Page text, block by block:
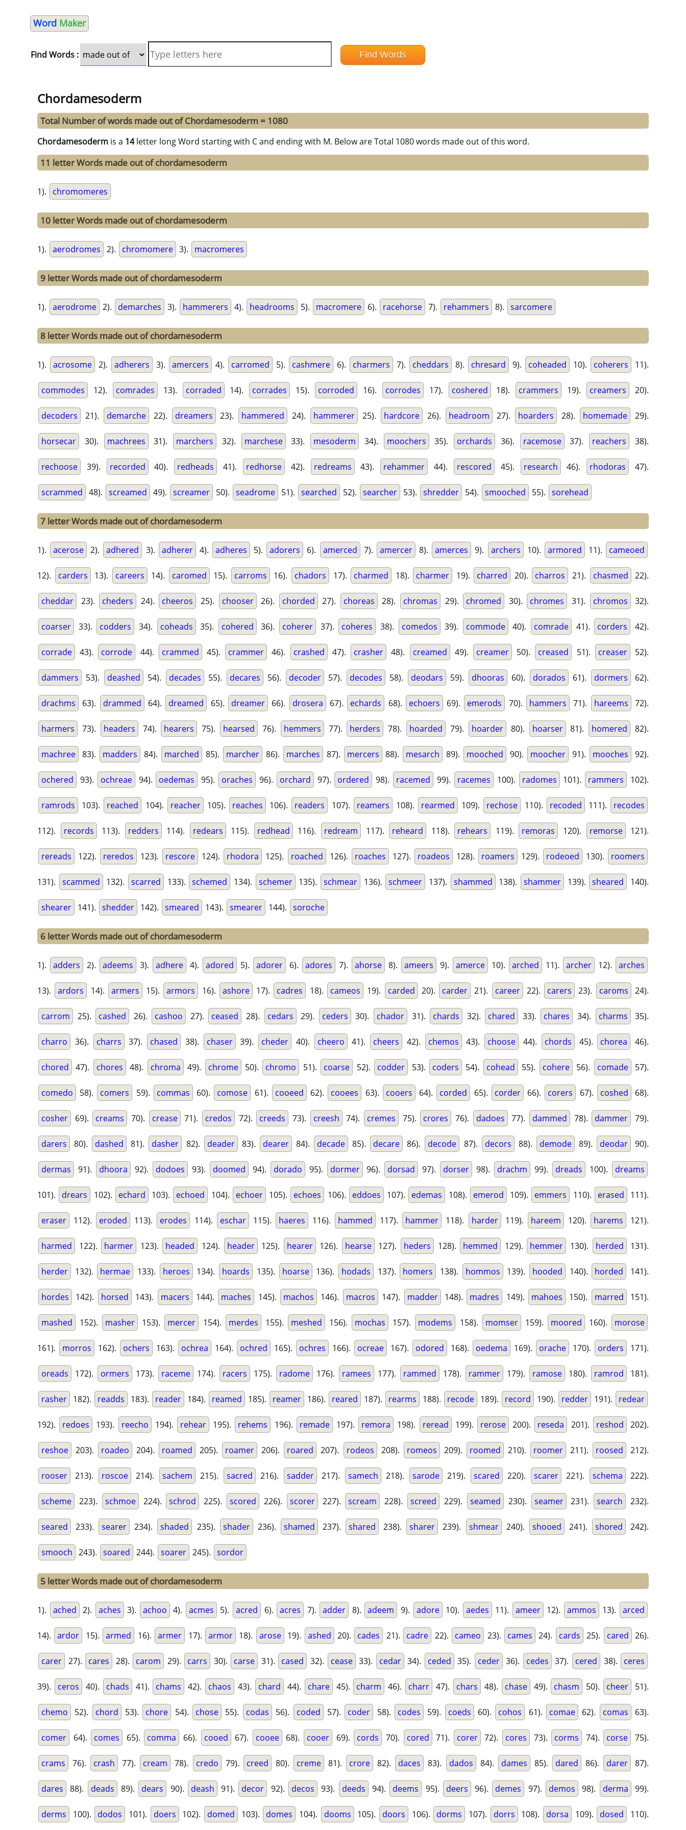
Word Maker
Find Words :
Chordamesoderm
Total Number of words made out of Chordamesoderm = 1080
Chordamesoderm is a 14letter long Word starting with C and ending with M. Below are Total 1080 words made out of this word.
11 letter Words made out of chordamesoderm
1). chromomeres
10 letter Words made out of chordamesoderm
1). aerodromes 2). chromomere 3). macromeres
9 letter Words made out of chordamesoderm
1). aerodrome 2). demarches 3). hammerers 4). headrooms 5). macromere 6). racehorse 7). rehammers 8). sarcomere
8 letter Words made out of chordamesoderm
1). acrosome 2). adherers 3). amercers 4). carromed 5). cashmere 6). charmers 7). cheddars 8). chresard 9). coheaded 10). coherers 11).
commodes 12). comrades 13). corraded 14). corrades 15). corroded 16). corrodes 17). coshered 18). crammers 19). creamers 20).
decoders 21). demarche 22). dreamers 23). hammered 24). hammerer 25). hardcore 26). headroom 27). hoarders 28). homemade 29).
horsecar 30). machrees 31). marchers 32). marchese 33). mesoderm 34). moochers 35). orchards 36). racemose 37). reachers 38).
rechoose 39). recorded 40). redheads 41). redhorse 42). redreams 43). rehammer 44). rescored 45). research 46). rhodoras 47).
scrammed 48). screamed 49). screamer 50). seadrome 51). searched 52). searcher 53). shredder 54). smooched 55). sorehead
7 letter Words made out of chordamesoderm
1). acerose 2). adhered 3). adherer 4). adheres 5). adorers 6). amerced 7). amercer 8). amerces 9). archers 10). armored 11). cameoed
12). carders 13). careers 14). caromed 15). carroms 16). chadors 17). charmed 18). charmer 19). charred 20). charros 21). chasmed 22).
cheddar 23). cheders 24). cheeros 25). chooser 26). chorded 27). choreas 28). chromas 29). chromed 30). chromes 31). chromos 32).
coarser 33). codders 34). coheads 35). cohered 36). coherer 37). coheres 38). comedos 39). commode 40). comrade 41). corders 42).
corrade 43). corrode 44). crammed 45). crammer 46). crashed 47). crasher 48). creamed 49). creamer 50). creased 51). creaser 52).
dammers 53). deashed 54). decades 55). decares 56). decoder 57). decodes 58). deodars 59). dhooras 60). dorados 61). dormers 62).
drachms 63). drammed 64). dreamed 65). dreamer 66). drosera 67). echards 68). echoers 69). emerods 70). hammers 71). hareems 72).
harmers 73). headers 74). hearers 75). hearsed 76). hemmers 77). herders 78). hoarded 79). hoarder 80). hoarser 81). homered 82).
machree 83). madders 84). marched 85). marcher 86). marches 87). mercers 88). mesarch 89). mooched 90). moocher 91). mooches 92).
ochered 93). ochreae 94). oedemas 95). oraches 96). orchard 97). ordered 98). racemed 99). racemes 100). radomes 101). rammers 102).
ramrods 103). reached 104). reacher 105). reaches 106). readers 107). reamers 108). rearmed 109). rechose 110). recoded 111). recodes
112). records 113). redders 114). redears 115). redhead 116). redream 117). reheard 118). rehears 119). remoras 120). remorse 121).
rereads 122). reredos 123). rescore 124). rhodora 125). roached 126). roaches 127). roadeos 128). roamers 129). rodeoed 130). roomers
131). scammed 132). scarred 133). schemed 134). schemer 135). schmear 136). schmeer 137). shammed 138). shammer 139). sheared 140).
shearer 141). shedder 142). smeared 143). smearer 144). soroche
6 letter Words made out of chordamesoderm
1). adders 2). adeems 3). adhere 4). adored 5). adorer 6). adores 7). ahorse 8). ameers 9). amerce 10). arched 11). archer 12). arches
13). ardors 14). armers 15). armors 16). ashore 17). cadres 18). cameos 19). carded 20). carder 21). career 22). carers 23). caroms 24).
carrom 25). cashed 26). cashoo 27). ceased 28). cedars 29). ceders 30). chador 31). chards 32). chared 33). chares 34). charms 35).
charro 36). charrs 37). chased 38). chaser 39). cheder 40). cheero 41). cheers 42). chemos 43). choose 44). chords 45). chorea 46).
chored 47). chores 48). chroma 49). chrome 50). chromo 51). coarse 52). codder 53). coders 54). cohead 55). cohere 56). comade 57).
comedo 58). comers 59). commas 60). comose 61). cooeed 62). cooees 63). cooers 64). corded 65). corder 66). corers 67). coshed 68).
cosher 69). creams 70). crease 71). credos 72). creeds 73). creesh 74). cremes 75). crores 76). dadoes 77). dammed 78). dammer 79).
darers 80). dashed 81). dasher 82). deader 83). dearer 84). decade 85). decare 86). decode 87). decors 88). demode 89). deodar 90).
dermas 91). dhoora 92). dodoes 93). doomed 94). dorado 95). dormer 96). dorsad 97). dorser 98). drachm 99). dreads 100). dreams
101). drears 102). echard 103). echoed 104). echoer 105). echoes 106). eddoes 107). edemas 108). emerod 109). emmers 110). erased 111).
eraser 112). eroded 113). erodes 114). eschar 115). haeres 116). hammed 117). hammer 118). harder 119). hareem 120). harems 121).
harmed 122). harmer 123). headed 124). header 125). hearer 126). hearse 127). heders 128). hemmed 129). hemmer 130). herded 131).
herder 132). hermae 133). heroes 134). hoards 135). hoarse 136). hodads 137). homers 138). hommos 139). hooded 140). horded 141).
hordes 142). horsed 143). macers 144). maches 145). machos 146). macros 147). madder 148). madres 149). mahoes 150). marred 151).
mashed 152). masher 153). mercer 154). merdes 155). meshed 156). mochas 157). modems 158). momser 159). moored 160). morose
161). morros 162). ochers 163). ochrea 164). ochred 165). ochres 166). ocreae 167). odored 168). oedema 169). orache 170). orders 171).
oreads 172). ormers 173). raceme 174). racers 175). radome 176). ramees 177). rammed 178). rammer 179). ramose 180). ramrod 181).
rasher 182). readds 183). reader 184). reamed 185). reamer 186). reared 187). rearms 188). recode 189). record 190). redder 191). redear
192). redoes 193). reecho 194). rehear 195). rehems 196). remade 197). remora 198). reread 199). rerose 200). reseda 201). reshod 202).
reshoe 203). roadeo 204). roamed 205). roamer 206). roared 207). rodeos 208). romeos 209). roomed 210). roomer 211). roosed 212).
rooser 213). roscoe 214). sachem 215). sacred 216). sadder 217). samech 218). sarode 219). scared 220). scarer 221). schema 222).
scheme 223). schmoe 224). schrod 225). scored 226). scorer 227). scream 228). screed 229). seamed 230). seamer 231). search 232).
seared 233). searer 234). shaded 235). shader 236). shamed 237). shared 238). sharer 239). shmear 240). shooed 241). shored 242).
smooch 243). soared 244). soarer 245). sordor
5 letter Words made out of chordamesoderm
1). ached 2). aches 3). achoo 4). acmes 5). acred 6). acres 7). adder 8). adeem 9). adore 10). aedes 11). ameer 12). ammos 13). arced
14). ardor 15). armed 16). armer 17). armor 18). arose 19). ashed 20). cades 21). cadre 22). cameo 23). cames 24). cards 25). cared 26).
carer 27). cares 28). carom 29). carrs 30). carse 31). cased 32). cease 33). cedar 34). ceded 35). ceder 36). cedes 37). cered 38). ceres
39). ceros 40). chads 41). chams 42). chaos 43). chard 44). chare 45). charm 46). charr 47). chars 48). chase 49). chasm 50). cheer 51).
chemo 52). chord 53). chore 54). chose 55). codas 56). coded 57). coder 58). codes 59). coeds 60). cohos 61). comae 62). comas 63).
comer 64). comes 65). comma 66). cooed 67). cooee 68). cooer 69). cords 70). cored 71). corer 72). cores 73). corms 74). corse 75).
crams 76). crash 77). cream 78). credo 79). creed 80). creme 81). crore 82). daces 83). dados 84). dames 85). dared 86). darer 87).
dares 88). deads 89). dears 90). deash 91). decor 92). decos 93). deeds 94). deems 95). deers 96). demes 97). demos 98). derma 99).
derms 100). dodos 101). doers 102). domed 103). domes 104). dooms 105). doors 106). dorms 107). dorrs 108). dorsa 109). dosed 110).